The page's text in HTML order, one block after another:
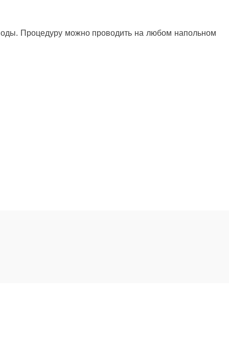
Процедуру можно проводить на любом напольном